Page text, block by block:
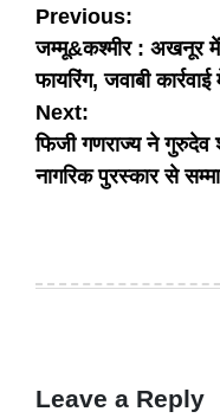
Post
navigation
Previous:
जम्मू&कश्मीर : अखनूर
फायरिंग, जवाबी
Next:
फिजी गणराज्य ने गुरुदेव
नागरिक पुरस्कार से
Leave a Reply